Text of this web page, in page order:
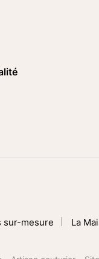
sur-mesure La